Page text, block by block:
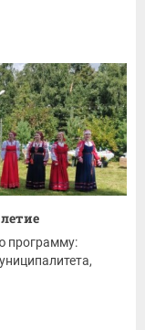
программу: